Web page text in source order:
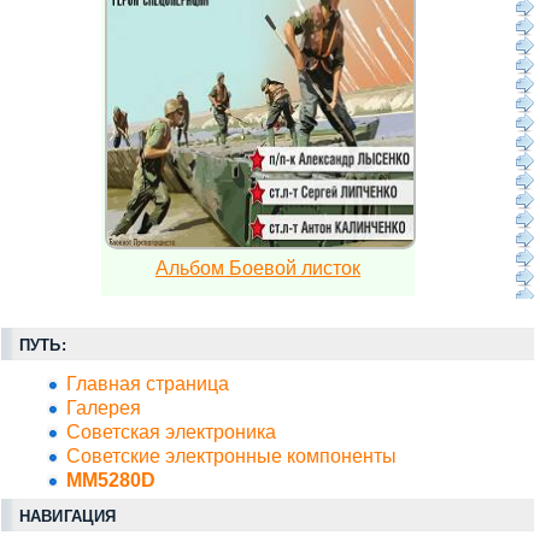
Альбом Боевой листок
ПУТЬ:
Главная страница
Галерея
Советская электроника
Советские электронные компоненты
MM5280D
НАВИГАЦИЯ